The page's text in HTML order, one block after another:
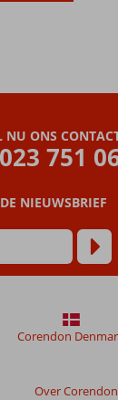
NU ONS
023 751
NIEUWSBRIEF
Over Corendon
Corendon